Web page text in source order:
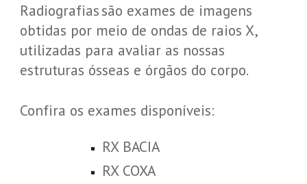
Radiografias são exames de imagens
obtidas por meio de ondas de raios X,
utilizadas para avaliar as nossas
estruturas ósseas e órgãos do corpo.
Confira os exames disponíveis:
RX BACIA
RX COXA